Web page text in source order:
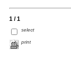
1 / 1
select
print